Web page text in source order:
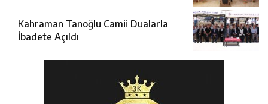
Kahraman Tanoğlu Camii Dualarla
İbadete Açıldı